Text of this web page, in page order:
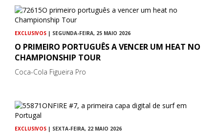
EXCLUSIVOS | SEGUNDA-FEIRA, 25 MAIO 2026
O PRIMEIRO PORTUGUÊS A VENCER UM HEAT NO
CHAMPIONSHIP TOUR
Coca-Cola Figueira Pro
EXCLUSIVOS | SEXTA-FEIRA, 22 MAIO 2026